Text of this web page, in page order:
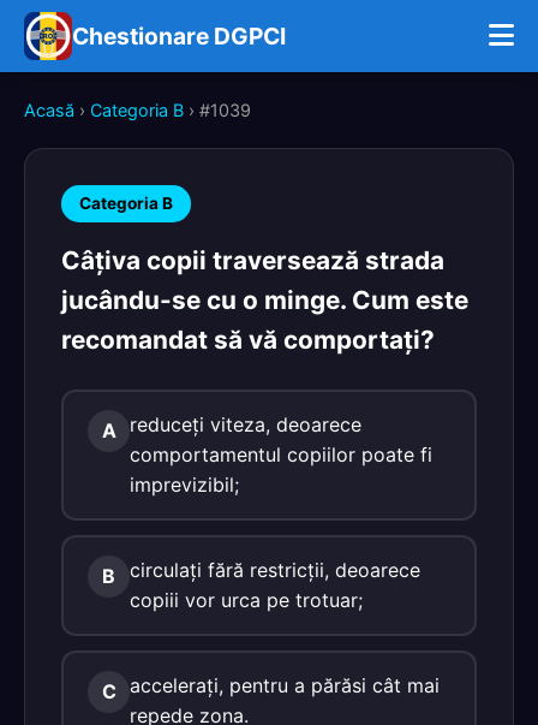
Chestionare DGPCI
Acasă › Categoria B › #1039
Categoria B
Câţiva copii traversează strada
jucându-se cu o minge. Cum este
recomandat să vă comportaţi?
A
reduceţi viteza, deoarece
comportamentul copiilor poate fi
imprevizibil;
B
circulaţi fără restricţii, deoarece
copiii vor urca pe trotuar;
C acceleraţi, pentru a părăsi cât mai
repede zona.